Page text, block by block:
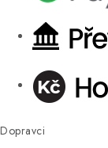
Dopravci